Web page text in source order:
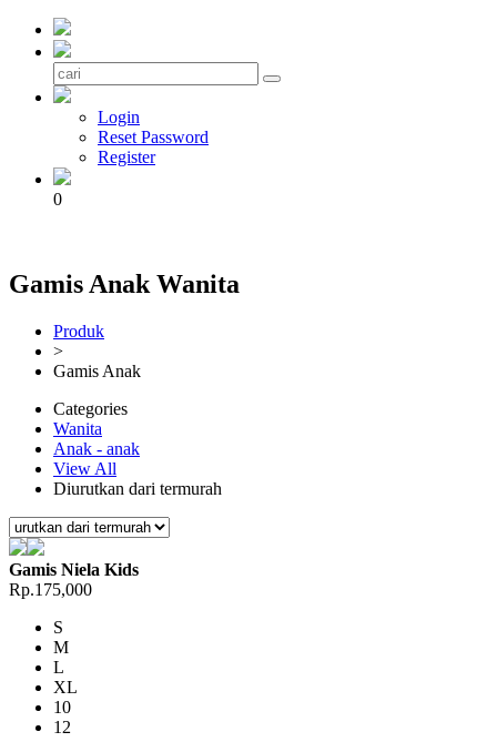
Login
Reset Password
Register
0
Gamis Anak Wanita
Produk
>
Gamis Anak
Categories
Wanita
Anak - anak
View All
Diurutkan dari termurah
Gamis Niela Kids
Rp.175,000
S
M
L
XL
10
12